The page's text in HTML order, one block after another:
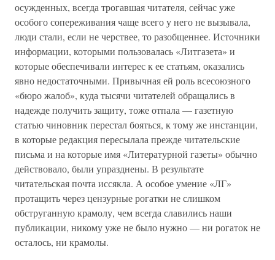
осужденных, всегда трогавшая читателя, сейчас уже
особого сопереживания чаще всего у него не вызывала,
люди стали, если не черствее, то разобщеннее. Источники
информации, которыми пользовалась «Литгазета» и
которые обеспечивали интерес к ее статьям, оказались
явно недостаточными. Привычная ей роль всесоюзного
«бюро жалоб», куда тысячи читателей обращались в
надежде получить защиту, тоже отпала — газетную
статью чиновник перестал бояться, к тому же инстанции,
в которые редакция пересылала прежде читательские
письма и на которые имя «Литературной газеты» обычно
действовало, были упразднены. В результате
читательская почта иссякла. А особое умение «ЛГ»
протащить через цензурные рогатки не слишком
обструганную крамолу, чем всегда славились наши
публикации, никому уже не было нужно — ни рогаток не
осталось, ни крамолы.